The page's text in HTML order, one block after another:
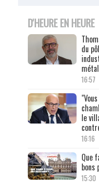
D'HEURE EN HEURE
du
16:57
le
16:16
Que
bons
15:30